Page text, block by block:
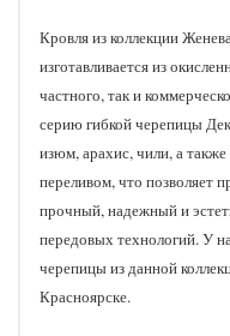
Кровля из коллекции
изготавливается из
частного, так и
серию гибкой черепицы
изюм, арахис, чили, а
переливом, что позволяет
прочный, надежный и
передовых технологий. У
черепицы из данной
Красноярске.